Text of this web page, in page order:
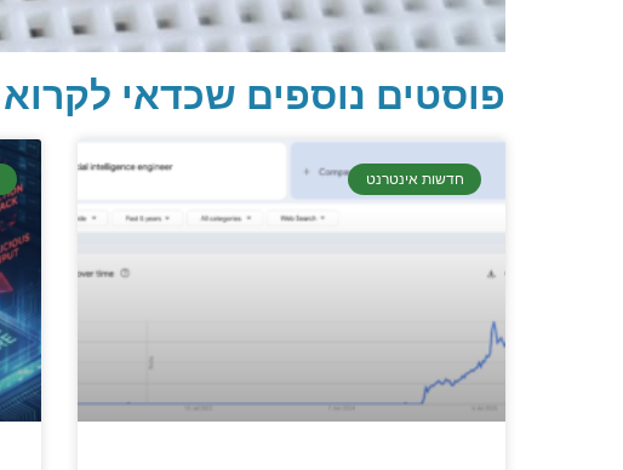
פוסטים נוספים שכדאי לקרוא
חדשות אינטרנט